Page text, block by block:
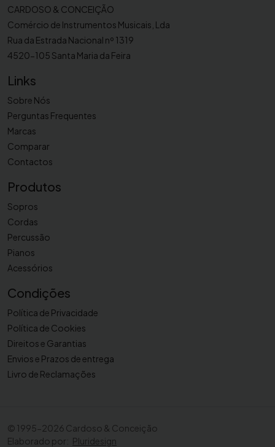
t
i
g
e
C
1
5
0
7
CARDOSO & CONCEIÇÃO
Comércio de Instrumentos Musicais, Lda
Rua da Estrada Nacional nº 1319
4520-105 Santa Maria da Feira
Links
Sobre Nós
Perguntas Frequentes
Marcas
Comparar
Contactos
Produtos
Sopros
Cordas
Percussão
Pianos
Acessórios
Condições
Política de Privacidade
Política de Cookies
Direitos e Garantias
Envios e Prazos de entrega
Livro de Reclamações
© 1995-2026 Cardoso & Conceição
Elaborado por: Pluridesign